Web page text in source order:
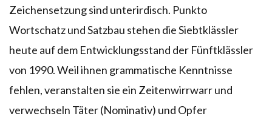
Zeichensetzung sind unterirdisch. Punkto
Wortschatz und Satzbau stehen die Siebtklässler
heute auf dem Entwicklungsstand der Fünftklässler
von 1990. Weil ihnen grammatische Kenntnisse
fehlen, veranstalten sie ein Zeitenwirrwarr und
verwechseln Täter (Nominativ) und Opfer